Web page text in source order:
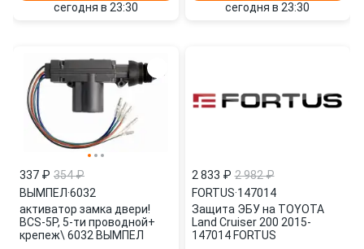
сегодня в 23:30 сегодня в 23:30
337 ₽ 354 ₽
ВЫМПЕЛ·6032
активатор замка двери!
BCS-5P, 5-ти проводной+
крепеж\ 6032 ВЫМПЕЛ
2 833 ₽ 2 982 ₽
FORTUS·147014
Защита ЭБУ на TOYOTA
Land Cruiser 200 2015-
147014 FORTUS